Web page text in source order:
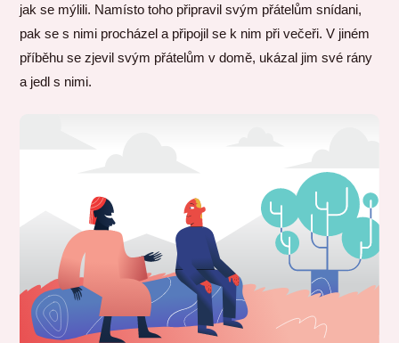
jak se mýlili. Namísto toho připravil svým přátelům snídani,
pak se s nimi procházel a připojil se k nim při večeři. V jiném
příběhu se zjevil svým přátelům v domě, ukázal jim své rány
a jedl s nimi.